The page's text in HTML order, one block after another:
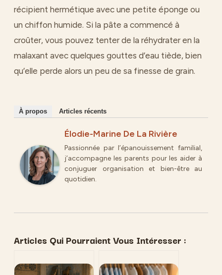
récipient hermétique avec une petite éponge ou
un chiffon humide. Si la pâte a commencé à
croûter, vous pouvez tenter de la réhydrater en la
malaxant avec quelques gouttes d’eau tiède, bien
qu’elle perde alors un peu de sa finesse de grain.
À propos Articles récents
Élodie-Marine De La Rivière
Passionnée par l’épanouissement familial,
j’accompagne les parents pour les aider à
conjuguer organisation et bien-être au
quotidien.
Articles Qui Pourraient Vous Intéresser :